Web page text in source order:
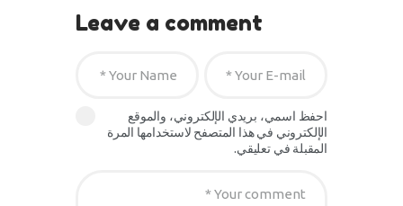
Leave a comment
احفظ اسمي، بريدي الإلكتروني، والموقع
الإلكتروني في هذا المتصفح لاستخدامها المرة
المقبلة في تعليقي.